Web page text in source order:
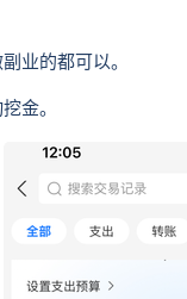
业的都可以。
金。